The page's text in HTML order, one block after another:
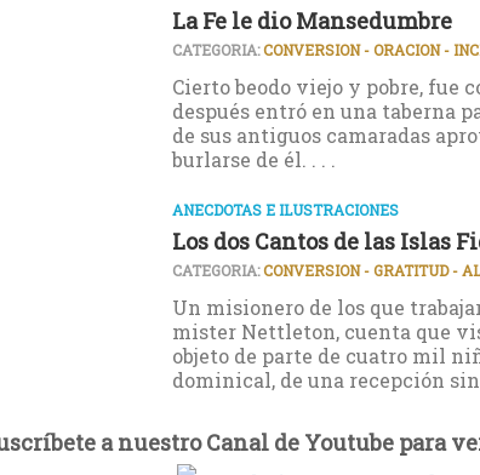
La Fe le dio Mansedumbre
CATEGORIA:CONVERSION - ORACION -
Cierto beodo viejo y pobre, fue
después entró en una taberna
de sus antiguos camaradas
burlarse de él. . . .
ANECDOTAS E ILUSTRACIONES
Los dos Cantos de las Islas
CATEGORIA:CONVERSION - GRATITUD -
Un misionero de los que
mister Nettleton, cuenta que
objeto de parte de cuatro mil
dominical, de una recepción
a nuestro Canal de Youtube para